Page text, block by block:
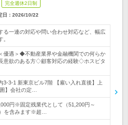
完全週休2日制
日： 2026/10/22
る一連の対応や問い合わせ対応など、幅広
優遇＞◆不動産業界や金融機関での何らか
意欲のある方◇顧客対応の経験◇ホスピタ
3-3-1 新東京ビル7階 【雇い入れ直後】上
】会社の定…
円※固定残業代として（51,200円～
を含みます※超…